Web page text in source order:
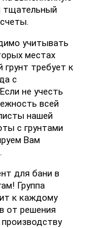
тщательный
учитывать
местах
грунт требует к
с
не учесть
всей
нашей
с грунтами
Вам
для бани в
Группа
к каждому
от решения